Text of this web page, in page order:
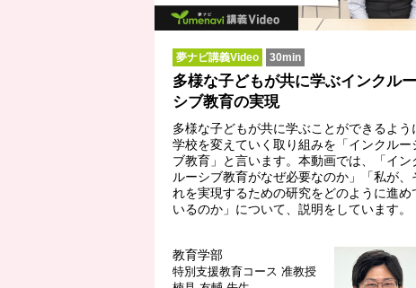
夢ナビ講義Video 30min
多様な子どもが共に学ぶインクルー
シブ教育の実現
多様な子どもが共に学ぶことができるよう
学校を変えていく取り組みを「インクルー
ブ教育」と言います。本動画では、「イン
ルーシブ教育がなぜ必要なのか」「私が、
れを実現するための研究をどのように進め
いるのか」について、説明をしています。
教育学部
特別支援教育コース 准教授